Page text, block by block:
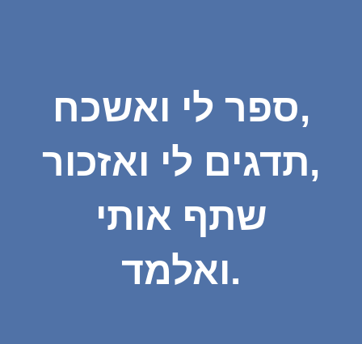
ספר לי ואשכח,
תדגים לי ואזכור,
שתף אותי
ואלמד.